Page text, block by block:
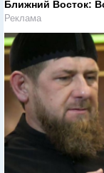
Ближний Восток:
Реклама